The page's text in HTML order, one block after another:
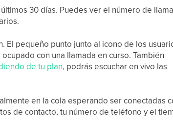
30 días. Puedes ver el número de
El pequeño punto junto al icono de los
con una llamada en curso. También
de tu plan, podrás escuchar en vivo las
en la cola esperando ser conectadas
de contacto, tu número de teléfono y el